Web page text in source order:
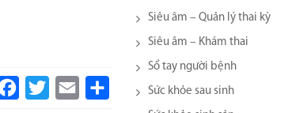
Facebook
Twitter Email Share
Siêu âm – Quản lý thai kỳ
Siêu âm – Khám thai
Sổ tay người bệnh
Sức khỏe sau sinh